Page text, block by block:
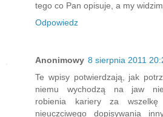
tego co Pan opisuje, a my
Odpowiedz
Anonimowy 8 sierpnia 2011
Te wpisy potwierdzają, jak
niemu wychodzą na jaw
robienia kariery za wszelkę
nieuczciwego dopisywania